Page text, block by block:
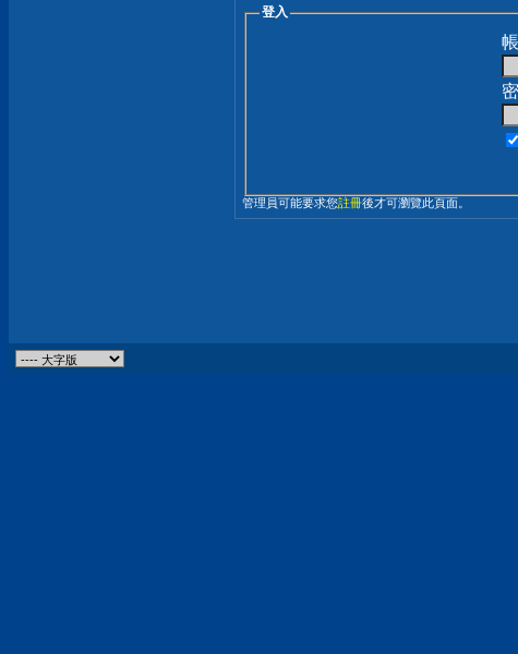
登入
管理員可能要求您註冊後才可瀏覽此頁面。